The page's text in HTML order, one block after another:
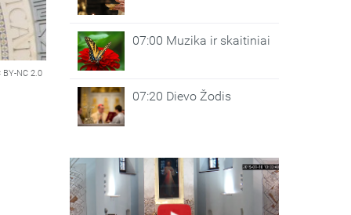
BY-NC 2.0
07:00 Muzika ir skaitiniai
07:20 Dievo Žodis